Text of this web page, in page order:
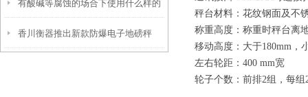
有酸碱等腐蚀的场合下使用什么样的
电子称，你知道吗？
香川衡器推出新款防爆电子地磅秤
秤台材料：花纹钢面及不
称重高度：称重时秤台离
移动高度：大于180mm，
左右轮距：400 mm宽
轮子个数：前排2组，每